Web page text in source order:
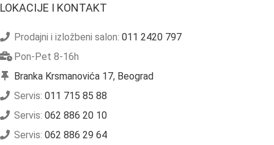
LOKACIJE I KONTAKT
Prodajni i izložbeni salon: 011 2420 797
Pon-Pet 8-16h
Branka Krsmanovića 17, Beograd
Servis: 011 715 85 88
Servis: 062 886 20 10
Servis: 062 886 29 64